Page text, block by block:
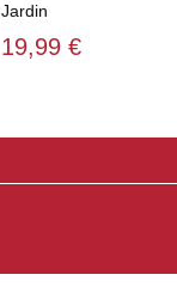
Jardin
19,99 €